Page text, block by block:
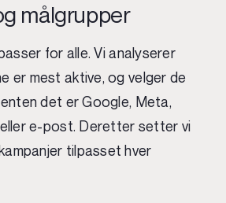
målgrupper
for alle. Vi analyserer
er mest aktive, og velger de
det er Google, Meta,
eller e-post. Deretter setter vi
tilpasset hver